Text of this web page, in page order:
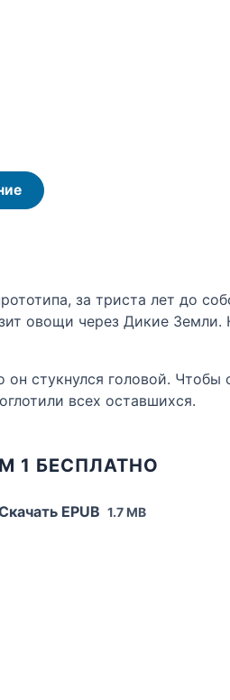
за триста лет до
овощи через Дикие
стукнулся головой. Чтобы
всех оставшихся.
1 БЕСПЛАТНО
EPUB 1.7 MB